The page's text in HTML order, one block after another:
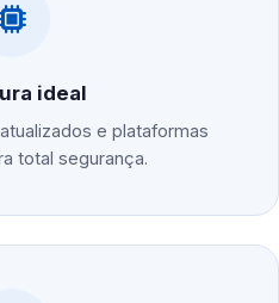
ideal
e plataformas
total segurança.